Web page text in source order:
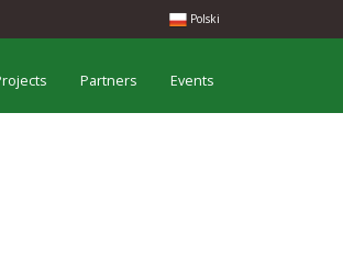
Polski
Partners Events